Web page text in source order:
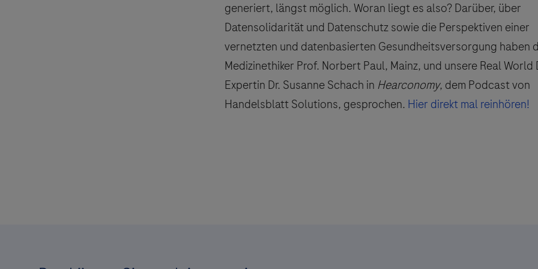
generiert, längst möglich. Woran liegt es also? Darüber, über
Datensolidarität und Datenschutz sowie die Perspektiven einer
vernetzten und datenbasierten Gesundheitsversorgung haben
Medizinethiker Prof. Norbert Paul, Mainz, und unsere Real World
Expertin Dr. Susanne Schach in Hearconomy, dem Podcast von
Handelsblatt Solutions, gesprochen. Hier direkt mal reinhören!